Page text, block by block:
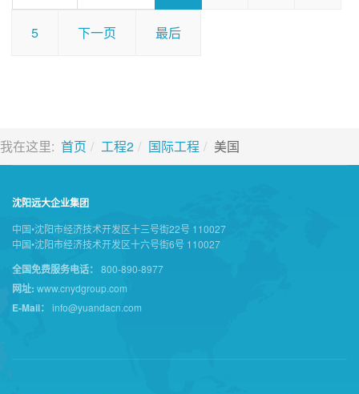
5 下一页 最后
我在这里: 首页 工程2 国际工程 美国
沈阳远大企业集团
中国•沈阳市经济技术开发区十三号街22号 110027
中国•沈阳市经济技术开发区十六号街6号 110027
全国免费服务电话： 800-890-8977
网址: www.cnydgroup.com
E-Mail： info@yuandacn.com